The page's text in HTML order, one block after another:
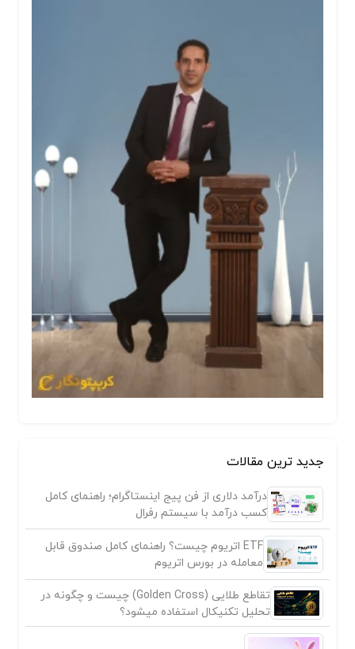
جدید ترین مقالات
درآمد دلاری از فن پیج اینستاگرام؛ راهنمای کامل
کسب درآمد با سیستم رفرال
ETF اتریوم چیست؟ راهنمای کامل صندوق قابل
معامله در بورس اتریوم
تقاطع طلایی (Golden Cross) چیست و چگونه در
تحلیل تکنیکال استفاده میشود؟